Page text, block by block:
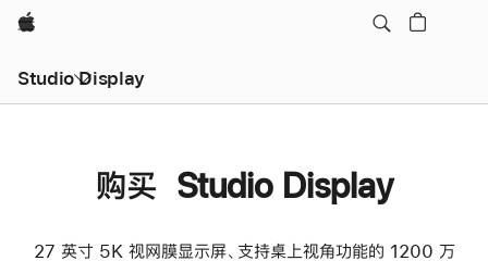
Apple
Studio Display
购买 Studio Display
27 英寸 5K 视网膜显示屏、支持桌上视角功能的 1200 万